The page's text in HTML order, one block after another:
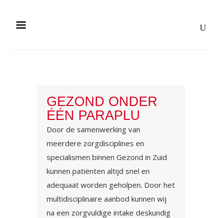
GEZOND ONDER
ÉÉN PARAPLU
Door de samenwerking van
meerdere zorgdisciplines en
specialismen binnen Gezond in Zuid
kunnen patiënten altijd snel en
adequaat worden geholpen. Door het
multidisciplinaire aanbod kunnen wij
na een zorgvuldige intake deskundig